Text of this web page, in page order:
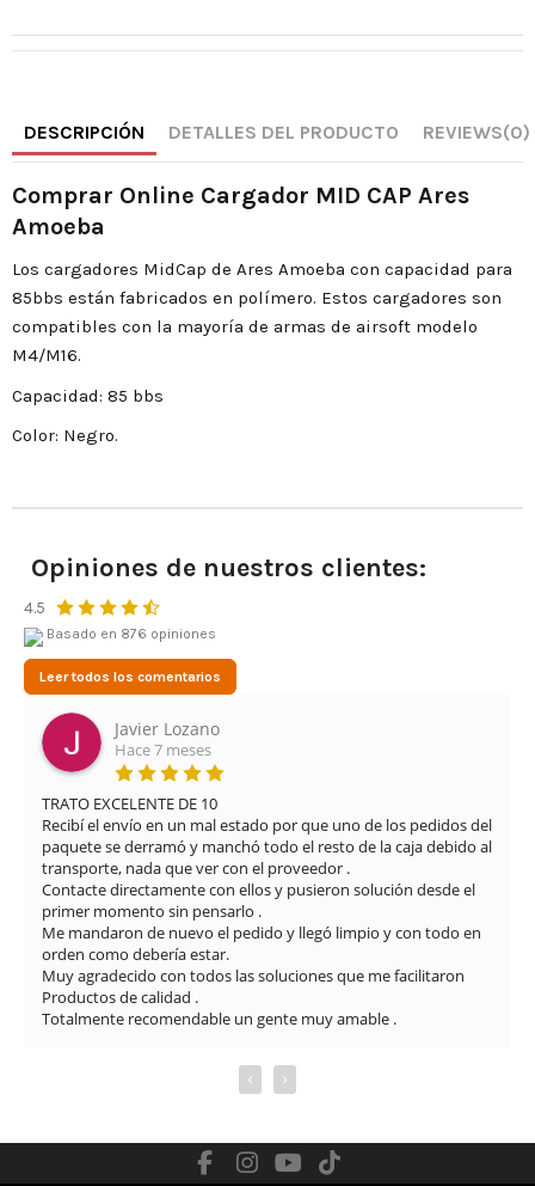
DESCRIPCIÓN DETALLES DEL PRODUCTO REVIEWS(0)
Comprar Online Cargador MID CAP Ares
Amoeba
Los cargadores MidCap de Ares Amoeba con capacidad para
85bbs están fabricados en polímero. Estos cargadores son
compatibles con la mayoría de armas de airsoft modelo
M4/M16.
Capacidad: 85 bbs
Color: Negro.
Opiniones de nuestros clientes:
4.5
Basado en 876 opiniones
Leer todos los comentarios
Javier Lozano
Hace 7 meses
TRATO EXCELENTE DE 10
Recibí el envío en un mal estado por que uno de los pedidos del
paquete se derramó y manchó todo el resto de la caja debido al
transporte, nada que ver con el proveedor .
Contacte directamente con ellos y pusieron solución desde el
primer momento sin pensarlo .
Me mandaron de nuevo el pedido y llegó limpio y con todo en
orden como debería estar.
Muy agradecido con todos las soluciones que me facilitaron
Productos de calidad .
Totalmente recomendable un gente muy amable .
‹ ›